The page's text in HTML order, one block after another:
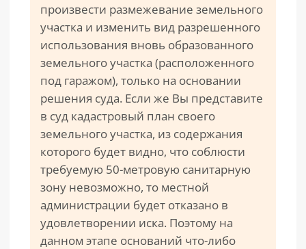
произвести размежевание земельного
участка и изменить вид разрешенного
использования вновь образованного
земельного участка (расположенного
под гаражом), только на основании
решения суда. Если же Вы представите
в суд кадастровый план своего
земельного участка, из содержания
которого будет видно, что соблюсти
требуемую 50-метровую санитарную
зону невозможно, то местной
администрации будет отказано в
удовлетворении иска. Поэтому на
данном этапе оснований что-либо